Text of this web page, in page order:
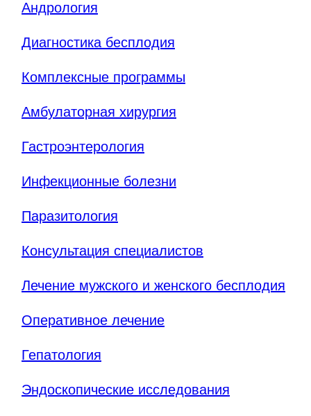
Андрология
Диагностика бесплодия
Комплексные программы
Амбулаторная хирургия
Гастроэнтерология
Инфекционные болезни
Паразитология
Консультация специалистов
Лечение мужского и женского бесплодия
Оперативное лечение
Гепатология
Эндоскопические исследования